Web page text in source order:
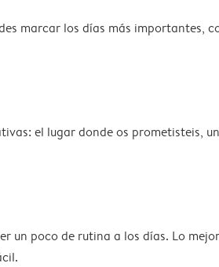
marcar los días más
el lugar donde os prometisteis,
un poco de rutina a los días. Lo